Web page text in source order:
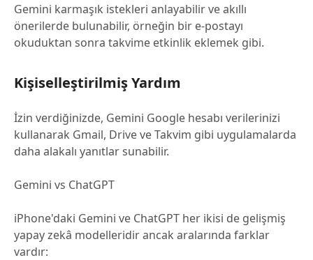
Gemini karmaşık istekleri anlayabilir ve akıllı
önerilerde bulunabilir, örneğin bir e-postayı
okuduktan sonra takvime etkinlik eklemek gibi.
Kişiselleştirilmiş Yardım
İzin verdiğinizde, Gemini Google hesabı verilerinizi
kullanarak Gmail, Drive ve Takvim gibi uygulamalarda
daha alakalı yanıtlar sunabilir.
Gemini vs ChatGPT
iPhone'daki Gemini ve ChatGPT her ikisi de gelişmiş
yapay zekâ modelleridir ancak aralarında farklar
vardır: